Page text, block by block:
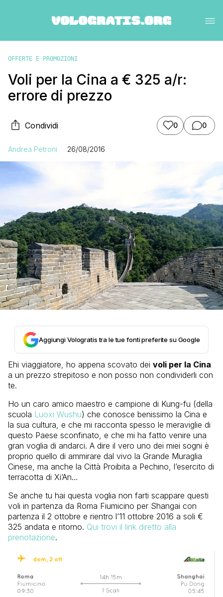
OFFERTE E PROMOZIONI
Voli per la Cina a € 325 a/r:
errore di prezzo
Condividi 0 0
Andrea Petroni 26/08/2016
Aggiungi Vologratis tra le tue fonti preferite su Google
Ehi viaggiatore, ho appena scovato dei voli per la Cina
a un prezzo strepitoso e non posso non condividerli con
te.
Ho un caro amico maestro e campione di Kung-fu (della
scuola Luoxi Wushu) che conosce benissimo la Cina e
la sua cultura, e che mi racconta spesso le meraviglie di
questo Paese sconfinato, e che mi ha fatto venire una
gran voglia di andarci. A dire il vero uno dei miei sogni è
proprio quello di ammirare dal vivo la Grande Muraglia
Cinese, ma anche la Città Proibita a Pechino, l’esercito di
terracotta di Xi’An…
Se anche tu hai questa voglia non farti scappare questi
voli in partenza da Roma Fiumicino per Shangai con
partenza il 2 ottobre e rientro l’11 ottobre 2016 a soli €
325 andata e ritorno. Qui trovi il link diretto alla
prenotazione.